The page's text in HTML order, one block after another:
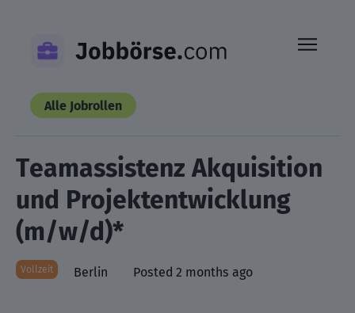
content
Alle Jobrollen
Teamassistenz Akquisition
und Projektentwicklung
(m/w/d)*
Vollzeit Berlin Posted 2 months ago